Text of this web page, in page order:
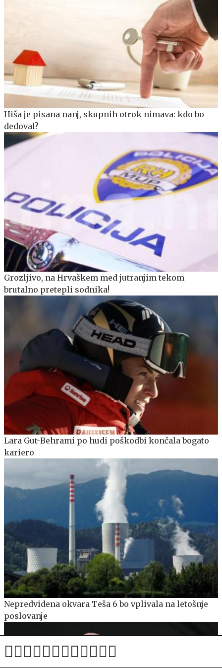
Hiša je pisana nanj, skupnih otrok nimava: kdo bo
dedoval?
Grozljivo, na Hrvaškem med jutranjim tekom
brutalno pretepli sodnika!
Lara Gut-Behrami po hudi poškodbi končala bogato
kariero
Nepredvidena okvara Teša 6 bo vplivala na letošnje
poslovanje